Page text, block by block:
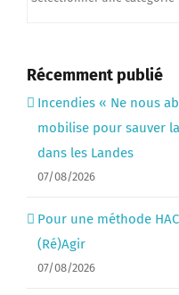
Récemment publié
Incendies « Ne nous
mobilise pour sauver
dans les Landes
07/08/2026
Pour une méthode
(Ré)Agir
07/08/2026